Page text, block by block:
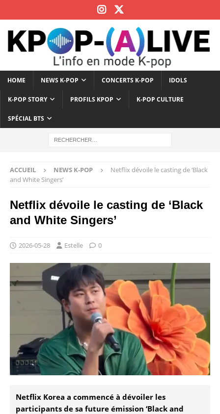
HOME NEWS K-POP CONCERTS K-POP IDOLS
K-POP STORY PROFILS KPOP K-POP CULTURE
SPÉCIAL BTS
ACCUEIL NEWS K-POP
Netflix dévoile le casting de ‘Black
and White Singers’
Netflix dévoile le casting de ‘Black
and White Singers’
2026-05-28 Estelle 0
Netflix Korea a commencé à dévoiler les
participants de sa future émission ‘Black and